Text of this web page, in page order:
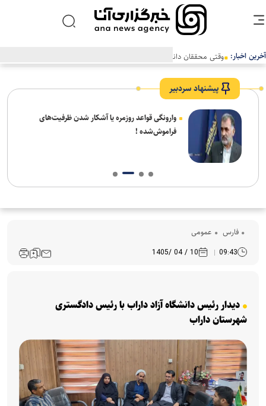
آخرین اخبار: وقتی محققان دانش‌بنیانی تحریم‌های اروپایی‌ آمریکایی‌ را فلج می‌کنند
پیشنهاد سردبیر
وارونگی قواعد روزمره یا آشکار شدن ظرفیت‌های
فراموش‌شده !
فارس عمومی
09:43
10 / 04 /1405
دیدار رئیس دانشگاه آزاد داراب با رئیس دادگستری
شهرستان داراب